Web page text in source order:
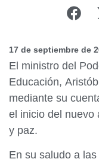
17 de septiembre de
El ministro del
Educación,
mediante su
el inicio del nuevo
y paz.
En su saludo a